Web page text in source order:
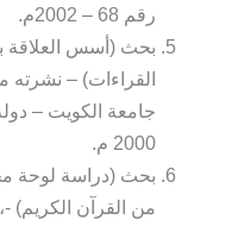
رقم 68 – 2002م.
بحث (أسس العلاقة
القراءات) – نشرته
2000 م.
بحث (دراسة لوحة
من القرآن الكريم)